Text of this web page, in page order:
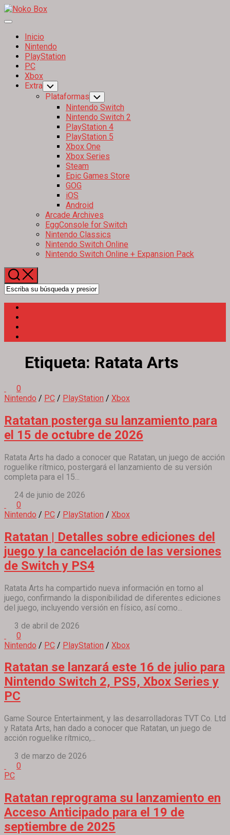
Skip
to
Expand
Inicio
Nintendo
PlayStation
PC
Xbox
Extra Toggle
Child
Menu
Plataformas Toggle
Child
Menu
Nintendo Switch
Nintendo Switch 2
PlayStation 4
PlayStation 5
Xbox One
Xbox Series
Steam
Epic Games Store
GOG
iOS
Android
Arcade Archives
EggConsole for Switch
Nintendo Classics
Nintendo Switch Online
Nintendo Switch Online + Expansion Pack
Etiqueta: Ratata Arts
0
Nintendo / PC / PlayStation / Xbox
Ratatan posterga su lanzamiento para
el 15 de octubre de 2026
Ratata Arts ha dado a conocer que Ratatan, un juego de acción
roguelike rítmico, postergará el lanzamiento de su versión
completa para el 15...
24 de junio de 2026
0
Nintendo / PC / PlayStation / Xbox
Ratatan | Detalles sobre ediciones del
juego y la cancelación de las versiones
de Switch y PS4
Ratata Arts ha compartido nueva información en torno al
juego, confirmando la disponibilidad de diferentes ediciones
del juego, incluyendo versión en físico, así como...
3 de abril de 2026
0
Nintendo / PC / PlayStation / Xbox
Ratatan se lanzará este 16 de julio para
Nintendo Switch 2, PS5, Xbox Series y
PC
Game Source Entertainment, y las desarrolladoras TVT Co. Ltd
y Ratata Arts, han dado a conocer que Ratatan, un juego de
acción roguelike rítmico,...
3 de marzo de 2026
0
PC
Ratatan reprograma su lanzamiento en
Acceso Anticipado para el 19 de
septiembre de 2025